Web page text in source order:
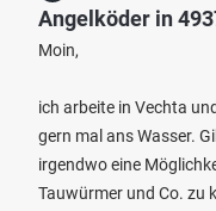
Angelköder in
Moin,
ich arbeite in Vechta
gern mal ans Wasser.
irgendwo eine
Tauwürmer und Co. zu